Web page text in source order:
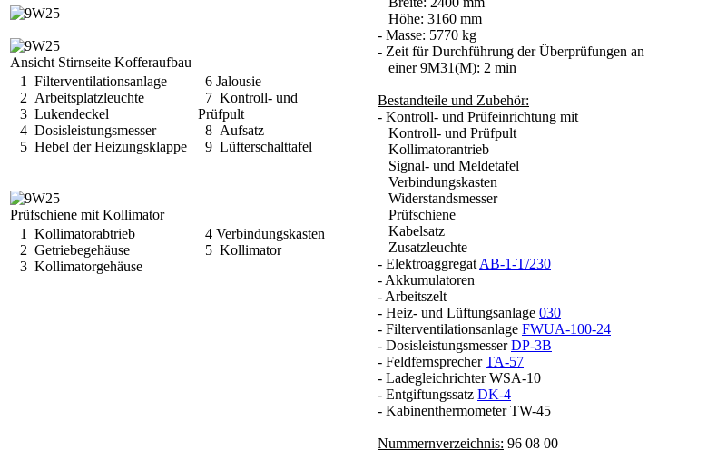
Ansicht Stirnseite Kofferaufbau
1 Filterventilationsanlage
2 Arbeitsplatzleuchte
3 Lukendeckel
4 Dosisleistungsmesser
5 Hebel der Heizungsklappe
6 Jalousie
7 Kontroll- und
Prüfpult
8 Aufsatz
9 Lüfterschalttafel
Prüfschiene mit Kollimator
1 Kollimatorabtrieb
2 Getriebegehäuse
3 Kollimatorgehäuse
4 Verbindungskasten
5 Kollimator
Höhe: 3160 mm
- Masse: 5770 kg
- Zeit für Durchführung der Überprüfungen an
einer 9M31(M): 2 min
Bestandteile und Zubehör:
- Kontroll- und Prüfeinrichtung mit
Kontroll- und Prüfpult
Kollimatorantrieb
Signal- und Meldetafel
Verbindungskasten
Widerstandsmesser
Prüfschiene
Kabelsatz
Zusatzleuchte
- Elektroaggregat AB-1-T/230
- Akkumulatoren
- Arbeitszelt
- Heiz- und Lüftungsanlage 030
- Filterventilationsanlage FWUA-100-24
- DosisleistungsmesserDP-3B
- FeldfernsprecherTA-57
- Ladegleichrichter WSA-10
- Entgiftungssatz DK-4
- Kabinenthermometer TW-45
Nummernverzeichnis: 96 08 00